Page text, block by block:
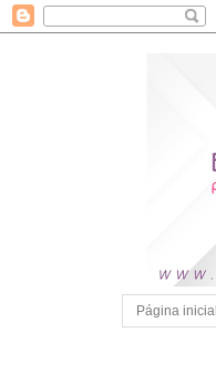
Página inicial